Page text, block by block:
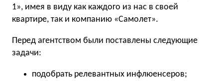
1», имея в виду как каждого из нас в своей
квартире, так и компанию «Самолет».
Перед агентством были поставлены следующие
задачи:
подобрать релевантных инфлюенсеров;